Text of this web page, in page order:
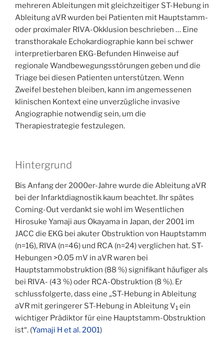
mehreren Ableitungen mit gleichzeitiger ST-Hebung in
Ableitung aVR wurden bei Patienten mit Hauptstamm-
oder proximaler RIVA-Okklusion beschrieben … Eine
transthorakale Echokardiographie kann bei schwer
interpretierbaren EKG-Befunden Hinweise auf
regionale Wandbewegungsstörungen geben und die
Triage bei diesen Patienten unterstützen. Wenn
Zweifel bestehen bleiben, kann im angemessenen
klinischen Kontext eine unverzügliche invasive
Angiographie notwendig sein, um die
Therapiestrategie festzulegen.
Hintergrund
Bis Anfang der 2000er-Jahre wurde die Ableitung aVR
bei der Infarktdiagnostik kaum beachtet. Ihr spätes
Coming-Out verdankt sie wohl im Wesentlichen
Hirosuke Yamaji aus Okayama in Japan, der 2001 im
JACC die EKG bei akuter Obstruktion von Hauptstamm
(n=16), RIVA (n=46) und RCA (n=24) verglichen hat. ST-
Hebungen >0.05 mV in aVR waren bei
Hauptstammobstruktion (88 %) signifikant häufiger als
bei RIVA- (43 %) oder RCA-Obstruktion (8 %). Er
schlussfolgerte, dass eine „ST-Hebung in Ableitung
aVR mit geringerer ST-Hebung in Ableitung V1 ein
wichtiger Prädiktor für eine Hauptstamm-Obstruktion
ist“. (Yamaji H et al. 2001)